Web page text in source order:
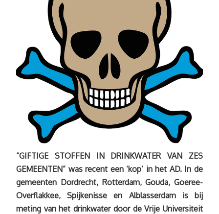
“GIFTIGE STOFFEN IN DRINKWATER VAN ZES
GEMEENTEN” was recent een ‘kop’ in het AD. In de
gemeenten Dordrecht, Rotterdam, Gouda, Goeree-
Overflakkee, Spijkenisse en Alblasserdam is bij
meting van het drinkwater door de Vrije Universiteit